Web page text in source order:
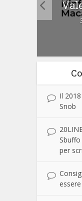
Il
Snob
Sbuffo
per